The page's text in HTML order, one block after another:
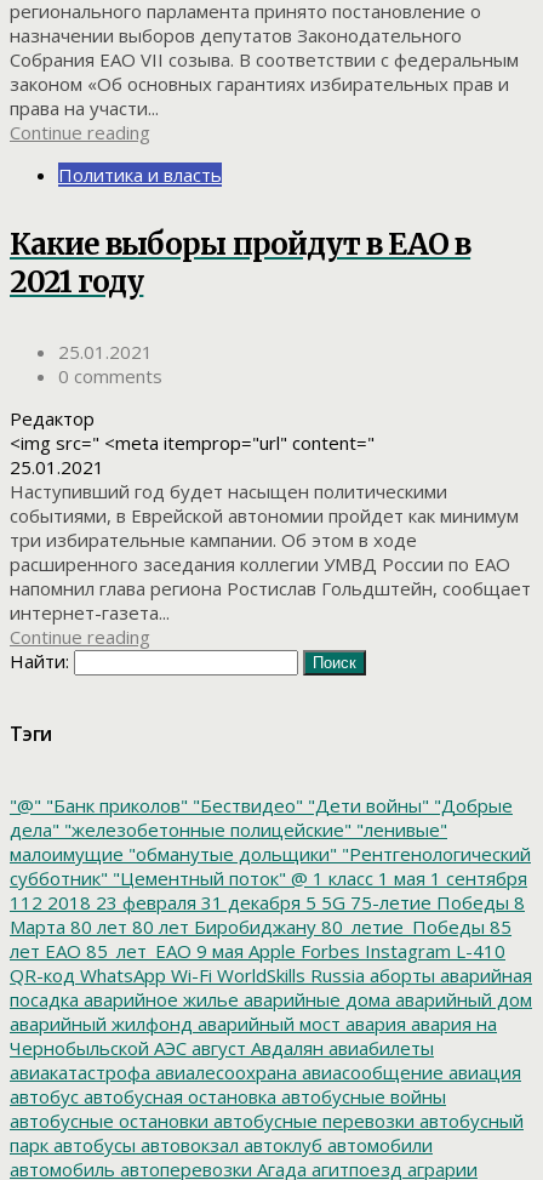
регионального парламента принято постановление о
назначении выборов депутатов Законодательного
Собрания ЕАО VII созыва. В соответствии с федеральным
законом «Об основных гарантиях избирательных прав и
права на участи...
Continue reading
Политика и власть
Какие выборы пройдут в ЕАО в
2021 году
25.01.2021
0 comments
Редактор
<img src=" <meta itemprop="url" content="
25.01.2021
Наступивший год будет насыщен политическими
событиями, в Еврейской автономии пройдет как минимум
три избирательные кампании. Об этом в ходе
расширенного заседания коллегии УМВД России по ЕАО
напомнил глава региона Ростислав Гольдштейн, сообщает
интернет-газета...
Continue reading
Найти:
Тэги
"@" "Банк приколов" "Бествидео" "Дети войны" "Добрые
дела" "железобетонные полицейские" "ленивые"
малоимущие "обманутые дольщики" "Рентгенологический
субботник" "Цементный поток" @ 1 класс 1 мая 1 сентября
112 2018 23 февраля 31 декабря 5 5G 75-летие Победы 8
Марта 80 лет 80 лет Биробиджану 80_летие_Победы 85
лет ЕАО 85_лет_ЕАО 9 мая Apple Forbes Instagram L-410
QR-код WhatsApp Wi-Fi WorldSkills Russia аборты аварийная
посадка аварийное жилье аварийные дома аварийный дом
аварийный жилфонд аварийный мост авария авария на
Чернобыльской АЭС август Авдалян авиабилеты
авиакатастрофа авиалесоохрана авиасообщение авиация
автобус автобусная остановка автобусные войны
автобусные остановки автобусные перевозки автобусный
парк автобусы автовокзал автоклуб автомобили
автомобиль автоперевозки Агада агитпоезд аграрии